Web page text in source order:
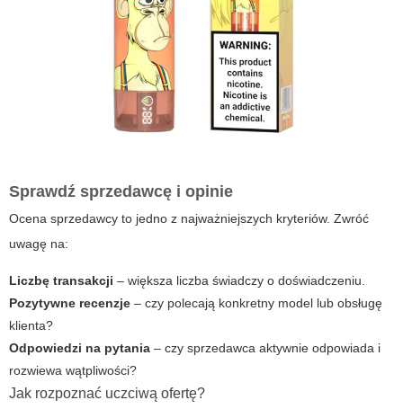
Sprawdź sprzedawcę i opinie
Ocena sprzedawcy to jedno z najważniejszych kryteriów. Zwróć
uwagę na:
Liczbę transakcji – większa liczba świadczy o doświadczeniu.
Pozytywne recenzje – czy polecają konkretny model lub obsługę
klienta?
Odpowiedzi na pytania – czy sprzedawca aktywnie odpowiada i
rozwiewa wątpliwości?
Jak rozpoznać uczciwą ofertę?